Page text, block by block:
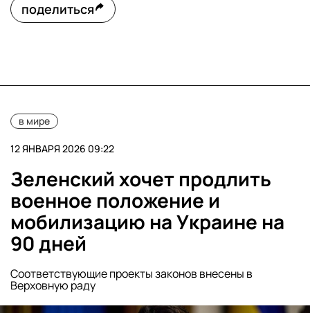
поделиться
в мире
12 ЯНВАРЯ 2026 09:22
Зеленский хочет продлить
военное положение и
мобилизацию на Украине на
90 дней
Соответствующие проекты законов внесены в
Верховную раду